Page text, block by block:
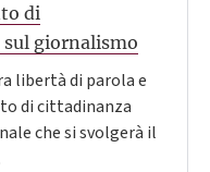
di
giornalismo
libertà di parola e
di cittadinanza
che si svolgerà il